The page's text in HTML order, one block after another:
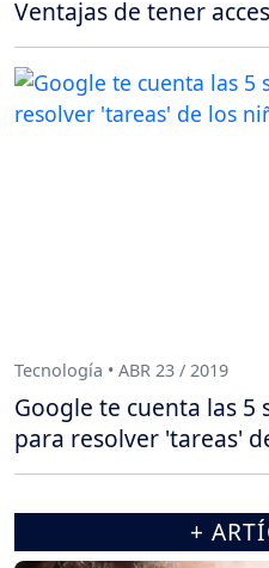
Ventajas de tener
Tecnología • ABR 23 / 2019
Google te cuenta las 5
para resolver 'tareas'
+